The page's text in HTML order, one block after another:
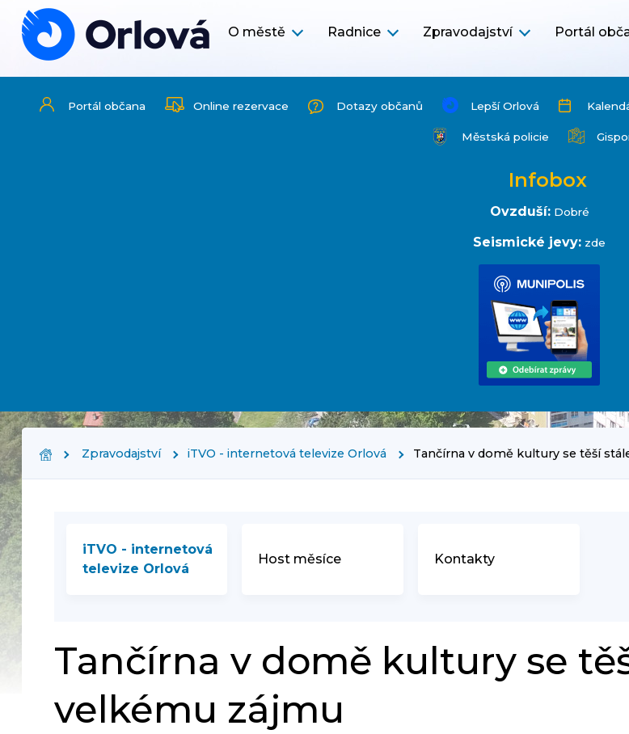
O městě Radnice Zpravodajství Portál
Portál občana Online rezervace Dotazy občanů Lepší Orlová
Městská policie
Infobox
Ovzduší: Dobré
Seismické jevy: zde
Zpravodajství iTVO - internetová televize Orlová Tančírna v domě kultury se těší
iTVO - internetová
televize Orlová
Host měsíce Kontakty
Tančírna v domě kultury se
velkému zájmu